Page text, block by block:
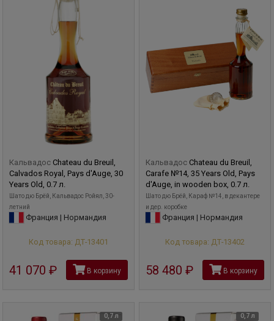
Кальвадос Chateau du Breuil,
Calvados Royal, Pays d'Auge, 30
Years Old, 0.7 л.
Шато дю Брёй, Кальвадос Ройял, 30-
летний
Франция | Нормандия
Код товара: ДТ-13401
41 070 рубВ корзину
Кальвадос Chateau du Breuil,
Carafe №14, 35 Years Old, Pays
d'Auge, in wooden box, 0.7 л.
Шато дю Брёй, Караф №14, в декантере
и дер. коробке
Франция | Нормандия
Код товара: ДТ-13402
58 480 рубВ корзину
0,7 л 0,7 л